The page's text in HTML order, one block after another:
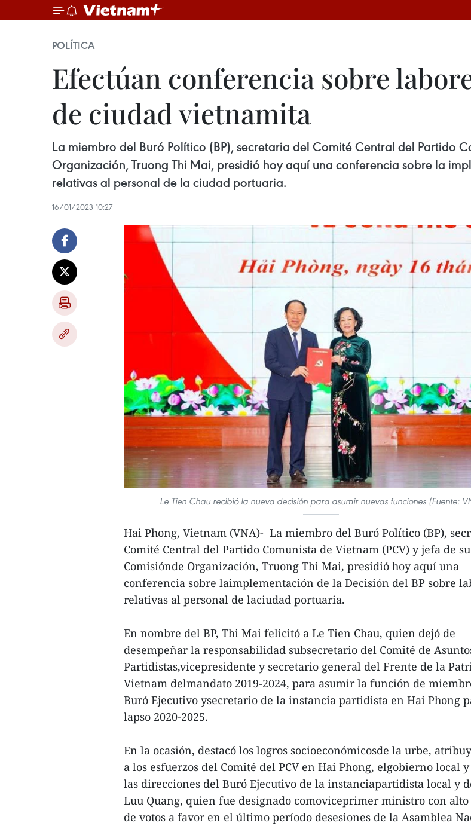
POLÍTICA
Efectúan conferencia sobre
de ciudad vietnamita
La miembro del Buró Político (BP), secretaria del Comité Central del Partido
Organización, Truong Thi Mai, presidió hoy aquí una conferencia sobre la
relativas al personal de la ciudad portuaria.
16/01/2023 10:27
Le Tien Chau recibió la nueva decisión para asumir nuevas funciones (Fuente:
Hai Phong, Vietnam (VNA)- La miembro del Buró Político (BP),
Comité Central del Partido Comunista de Vietnam (PCV) y jefa de su
Comisiónde Organización, Truong Thi Mai, presidió hoy aquí una
conferencia sobre laimplementación de la Decisión del BP sobre
relativas al personal de laciudad portuaria.
En nombre del BP, Thi Mai felicitó a Le Tien Chau, quien dejó de
desempeñar la responsabilidad subsecretario del Comité de
Partidistas,vicepresidente y secretario general del Frente de la
Vietnam delmandato 2019-2024, para asumir la función de
Buró Ejecutivo ysecretario de la instancia partidista en Hai Phong
lapso 2020-2025.
En la ocasión, destacó los logros socioeconómicosde la urbe,
a los esfuerzos del Comité del PCV en Hai Phong, elgobierno local
las direcciones del Buró Ejecutivo de la instanciapartidista local y
Luu Quang, quien fue designado comoviceprimer ministro con
de votos a favor en el último período desesiones de la Asamblea